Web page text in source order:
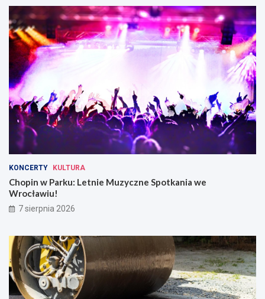
KONCERTY KULTURA
Chopin w Parku: Letnie Muzyczne Spotkania we
Wrocławiu!
7 sierpnia 2026